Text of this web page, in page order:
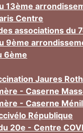
13ème
Centre
associations du
9ème
6ème
Jaures
- Caserne
- Caserne
République
20e - Centre